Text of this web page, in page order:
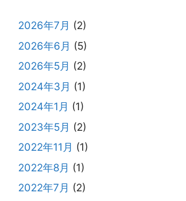
2026年7月 (2)
2026年6月 (5)
2026年5月 (2)
2024年3月 (1)
2024年1月 (1)
2023年5月 (2)
2022年11月 (1)
2022年8月 (1)
2022年7月 (2)